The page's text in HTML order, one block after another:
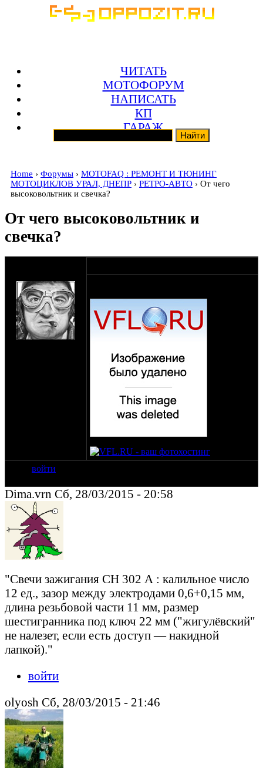
ЧИТАТЬ
МОТОФОРУМ
НАПИСАТЬ
КП
ГАРАЖ
Home › Форумы › MOTOFAQ : РЕМОНТ И ТЮНИНГ
МОТОЦИКЛОВ УРАЛ, ДНЕПР › РЕТРО-АВТО › От чего
высоковольтник и свечка?
От чего высоковольтник и
свечка?
войти
Dima.vrn Сб, 28/03/2015 - 20:58
"Свечи зажигания СН 302 А : калильное число
12 ед., зазор между электродами 0,6+0,15 мм,
длина резьбовой части 11 мм, размер
шестигранника под ключ 22 мм ("жигулёвский"
не налезет, если есть доступ — накидной
лапкой)."
войти
olyosh Сб, 28/03/2015 - 21:46